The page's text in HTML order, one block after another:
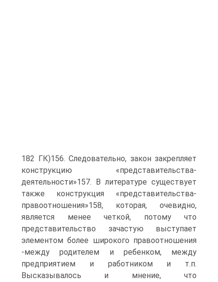
182 ГК)156. Следовательно, закон закрепляет
конструкцию «представительства-
деятельности»157. В литературе существует
также конструкция «представительства-
правоотношения»158, которая, очевидно,
является менее четкой, потому что
представительство зачастую выступает
элементом более широкого правоотношения
-между родителем и ребенком, между
предприятием и работником и т.п.
Высказывалось и мнение, что